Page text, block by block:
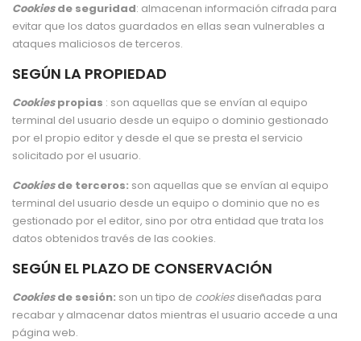
Cookiesde seguridad: almacenan información cifrada para
evitar que los datos guardados en ellas sean vulnerables a
ataques maliciosos de terceros.
SEGÚN LA PROPIEDAD
Cookiespropias : son aquellas que se envían al equipo
terminal del usuario desde un equipo o dominio gestionado
por el propio editor y desde el que se presta el servicio
solicitado por el usuario.
Cookiesde terceros: son aquellas que se envían al equipo
terminal del usuario desde un equipo o dominio que no es
gestionado por el editor, sino por otra entidad que trata los
datos obtenidos través de las cookies.
SEGÚN EL PLAZO DE CONSERVACIÓN
Cookiesde sesión: son un tipo de cookiesdiseñadas para
recabar y almacenar datos mientras el usuario accede a una
página web.